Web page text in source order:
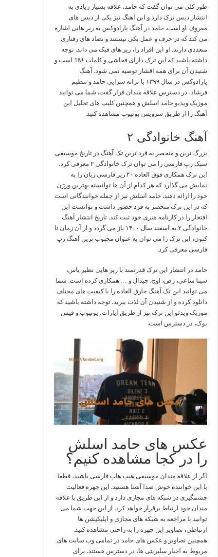
طور کلی می توان گفت که حامد، علاقه بسیار زیادی به
انتشار دیس ترک دارد و این آهنگ نیز یکی از دیس های
معروف او است. حامد در آهنگ پارادوکس به رپر هایی اشاره
می کند که در حرف و عمل یکی نیستند و تضاد های رفتاری
متعددی دارند. او این افراد را، رپر های فیک می داند. توجه
داشته باشید که این ترک دارای فحاشی و کلمات +18 است و
شنیدن آن برای همه اقشار توصیه نمی شود. آهنگ
پارادوکس در سال ۱۳۹۹ با ترانه سرایی حامد و تنظیم
فرشاد، در دسترس علاقه مندان قرار گفت. شما می توانید
موزیک ویدیو حامد اسلش و همچنین کلیپ های تحلیل این
آهنگ را از طریق سرویس یوتیوب مشاهده کنید.
آهنگ خانوادگی ۲
بزرگ ترین و منحصر به فرد ترین تک آهنگ در تاریخ موسیقی
سبک رپ فارسی را می توان ترک خانوادگی ۲ معرفی کرد.
این ترک همکاری فوق العاده ۴۰ رپر فارسی زبان را به
نمایش می گذارد که هر کدام از آن ها توانسته بهترین ورژن
خود را ارائه دهند. حامد اسلش نیز از جمله خوانندگانی است
که در این ترک منحصر به فرد حضور داشت و توانست این
افتخار را در کارنامه هنری خود ثبت کند. تاریخ انتشار آهنگ
خانوادگی ۲ به اسفند سال ۱۴۰۰ باز می گردد و از آن زمان تا
کنون، این ترک را می توان به عنوان محبوب ترین آهنگ رپ
فارسی معرفی کرد.
حامد در انتشار این ترک قدرتمند با رپر هایی نظیر یاس،
سینا ساعی، رض، اوج، جیدال و … همکاری کرده است. شما
می توانید این تک آهنگ خارق العاده را با کیفیت های مختلف
دانلود کرده و از شنیدن آن لذت ببرید. توجه داشته باشید که
موزیک ویدئو این ترک نیز از طریق آپارات، یوتیوب و فیس
بوک، در دسترس است.
عکس های حامد اسلش
را در کجا مشاهده کنیم؟
اگر از علاقه مندان موسیقی هیپ هاپ فارسی باشید، قطعا
با این خواننده خوش صدا آشنا هستید. این چهره فعالیت
چشمگیری در شبکه های مجازی دارد و از این طریق با علاقه
مندان خود ارتباط برقرار خواهد کرد. از این جهت شما می
توانید با مراجعه به شبکه های مجازی و اپلیکیشن ها
ارتباطی، تصاویر این چهره را به راحتی مشاهده کنید.
همچنین تصاویر و عکس های حامد در تمامی وب سایت های
مربوط به اخبار سلبریتی ها، در دسترس هستند. برای